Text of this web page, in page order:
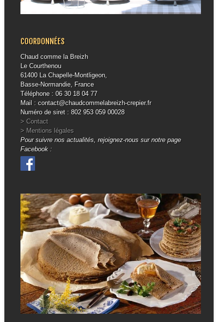
COORDONNÉES
Chaud comme la Breizh
Le Courthenou
61400 La Chapelle-Montligeon,
Basse-Normandie, France
Téléphone : 06 30 18 04 77
Mail : contact@chaudcommelabreizh-crepier.fr
Numéro de siret : 802 953 059 00028
> Contact
> Mentions légales
Pour suivre nos actualités, rejoignez-nous sur notre page
Facebook :